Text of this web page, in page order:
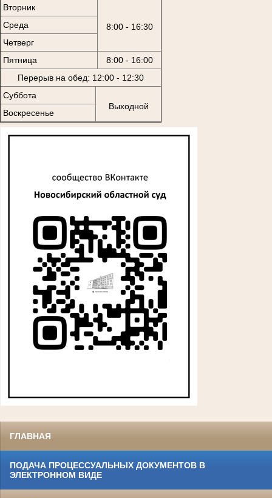
Вторник
8:00 - 16:30
Среда
Четверг
Пятница
8:00 - 16:00
Перерыв на обед: 12:00 - 12:30
Суббота
Выходной
Воскресенье
ГЛАВНАЯ
ПОДАЧА ПРОЦЕССУАЛЬНЫХ ДОКУМЕНТОВ В
ЭЛЕКТРОННОМ ВИДЕ